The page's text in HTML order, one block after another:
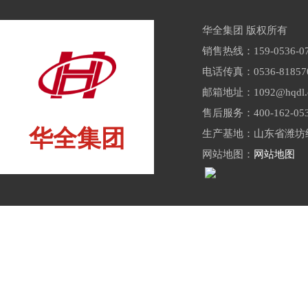
华全集团
华全集团 版权所有
销售热线：159-0536-
电话传真：0536-
邮箱地址：
售后服务：400-162-
生产基地：山东省潍
网站地图： 网站地图